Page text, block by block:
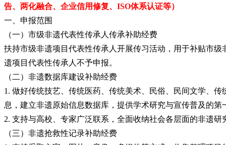
告、两化融合、企业信用修复、ISO体系认证等）
一、申报范围
（一）市级非遗代表性传承人传承补助经费
扶持市级非遗项目代表性传承人开展传习活动，用于补贴市
遗项目代表性传承人不予申报。
（二）非遗数据库建设补助经费
1. 做好传统技艺、传统医药、传统美术、民俗、民间文学、
息，建立非遗原始信息数据库，提供学术研究与宣传普及的第
2. 支持与高校、专家广泛联系，全面收纳社会各层面的非遗
（三）非遗抢救性记录补助经费